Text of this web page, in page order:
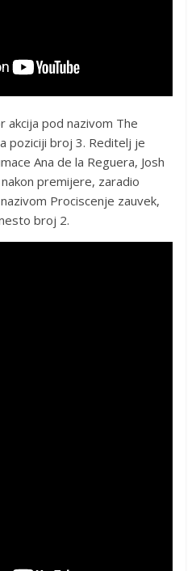
akcija pod nazivom The
poziciji broj 3. Reditelj je
Ana de la Reguera, Josh
premijere, zaradio
Prociscenje zauvek,
broj 2.